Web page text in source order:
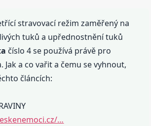
stravovací režim zaměřený na
tuků a upřednostnění tuků
číslo 4 se používá právě pro
Jak a co vařit a čemu se vyhnout,
článcích:
…